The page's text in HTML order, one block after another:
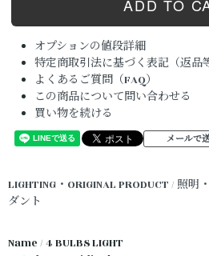
オプションの値段詳細
特定商取引法に基づく表記（返品
よくあるご質問（FAQ）
この商品について問い合わせる
買い物を続ける
メールで
LIGHTING・ORIGINAL PRODUCT / 照明
ダント
Name / 4 BULBS LIGHT